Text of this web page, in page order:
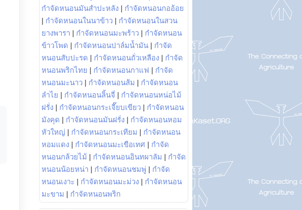
กำจัดหนอนมันสำปะหลัง | กำจัดหนอนกออ้อย
| กำจัดหนอนในนาข้าว | กำจัดหนอนในสวน
ยางพารา | กำจัดหนอนมะพร้าว | กำจัดหนอน
ข้าวโพด | กำจัดหนอนปาล์มน้ำมัน | กำจัด
หนอนสับปะรด | กำจัดหนอนถั่วเหลือง | กำจัด
หนอนพริกไทย | กำจัดหนอนกาแฟ | กำจัด
หนอนมะนาว | กำจัดหนอนส้ม | กำจัดหนอน
ลำไย | กำจัดหนอนลิ้นจี่ | กำจัดหนอนหน่อไม้
ฝรั่ง | กำจัดหนอนกระเจี๊ยบเขียว | กำจัดหนอน
มังคุด | กำจัดหนอนมันฝรั่ง | กำจัดหนอนหอม
หัวใหญ่ | กำจัดหนอนกระเทียม | กำจัดหนอน
หอมแดง | กำจัดหนอนมะเขือเทศ | กำจัด
หนอนกล้วยไม้ | กำจัดหนอนอินทผาลัม | กำจัด
หนอนน้อยหน่า | กำจัดหนอนชมพู่ | กำจัด
หนอนเงาะ | กำจัดหนอนมะม่วง | กำจัดหนอน
มะขาม | กำจัดหนอนพริก